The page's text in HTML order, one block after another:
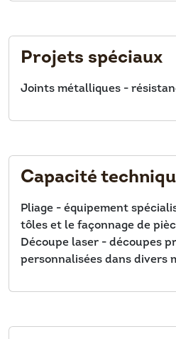
Projets spéciaux
Joints métalliques -
Capacité
Pliage - équipement
tôles et le façonnage de
Découpe laser - découpes
personnalisées dans divers